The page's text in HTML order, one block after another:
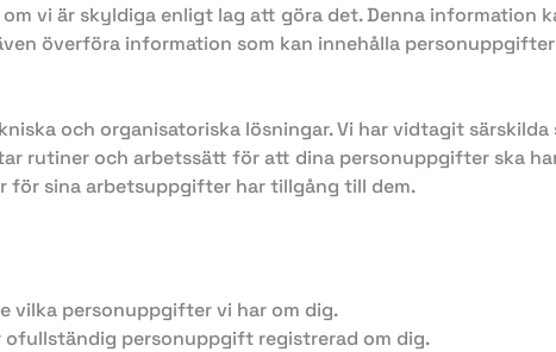
vi är skyldiga enligt lag att göra det. Denna information
överföra information som kan innehålla
och organisatoriska lösningar. Vi har vidtagit
rutiner och arbetssätt för att dina personuppgifter ska
för sina arbetsuppgifter har tillgång till dem.
vilka personuppgifter vi har om dig.
personuppgift registrerad om dig.